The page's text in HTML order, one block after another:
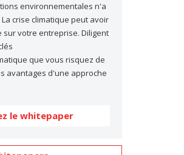
environnementales n'a
crise climatique peut avoir
sur votre entreprise. Diligent
que vous risquez de
avantages d'une approche
le whitepaper